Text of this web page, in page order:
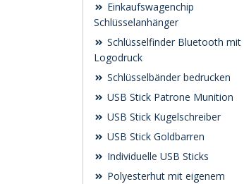
Einkaufswagenchip
Schlüsselanhänger
Schlüsselfinder Bluetooth mit
Logodruck
Schlüsselbänder bedrucken
USB Stick Patrone Munition
USB Stick Kugelschreiber
USB Stick Goldbarren
Individuelle USB Sticks
Polyesterhut mit eigenem